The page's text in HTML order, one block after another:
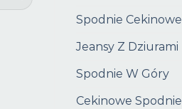
Spodnie Cekinowe
Jeansy Z Dziurami
Spodnie W Góry
Cekinowe Spodnie